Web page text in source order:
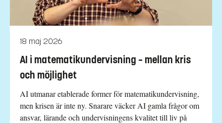
18 maj 2026
AI i matematikundervisning – mellan kris
och möjlighet
AI utmanar etablerade former för matematikundervisning,
men krisen är inte ny. Snarare väcker AI gamla frågor om
ansvar, lärande och undervisningens kvalitet till liv på